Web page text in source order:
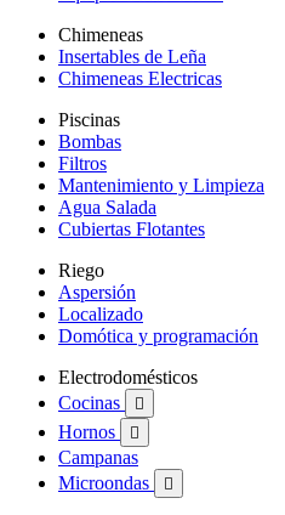
Chimeneas
Insertables de Leña
Chimeneas Electricas
Piscinas
Bombas
Filtros
Mantenimiento y Limpieza
Agua Salada
Cubiertas Flotantes
Riego
Aspersión
Localizado
Domótica y programación
Electrodomésticos
Cocinas

Hornos 
Campanas
Microondas
